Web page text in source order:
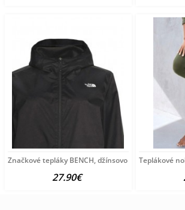
Značkové tepláky BENCH, džínsovo modré
27.90€
Teplákové